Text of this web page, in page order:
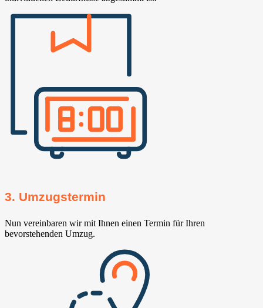
3. Umzugstermin
Nun vereinbaren wir mit Ihnen einen Termin für Ihren
bevorstehenden Umzug.